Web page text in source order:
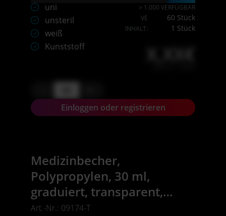
uni
unsteril
weiß
Kunststoff
> 1.000 VERFÜGBAR
VE
60 Stück
INHALT: 1 Stück
X,XX€
Einloggen oder registrieren
Medizinbecher,
Polypropylen, 30 ml,
graduiert, transparent,
Med-Comfort
Art.-Nr.: 09174-T